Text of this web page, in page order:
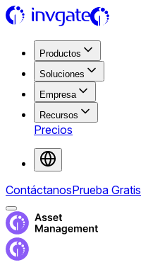
Productos
Soluciones
Empresa
Recursos
Precios
ContáctanosPrueba Gratis